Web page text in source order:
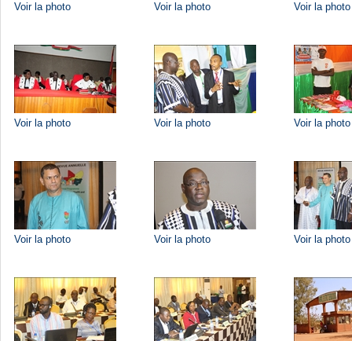
Voir la photo Voir la photo Voir la photo
Voir la photo Voir la photo Voir la photo
Voir la photo Voir la photo Voir la photo